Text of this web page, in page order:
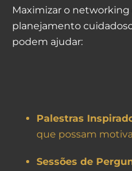
Maximizar o
planejamento
podem ajudar:
Palestras
que possam
Sessões de